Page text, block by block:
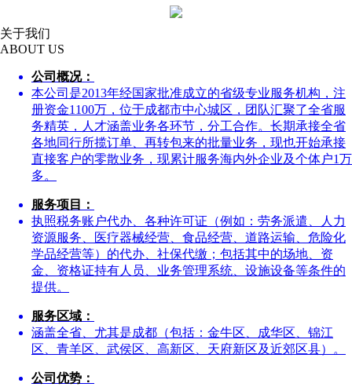
关于我们
ABOUT US
公司概况：
本公司是2013年经国家批准成立的省级专业服务机构，注
册资金1100万，位于成都市中心城区，团队汇聚了全省服
务精英，人才涵盖业务各环节，分工合作。长期承接全省
各地同行所揽订单、再转包来的批量业务，现也开始承接
直接客户的零散业务，现累计服务海内外企业及个体户1万
多。
服务项目：
执照税务账户代办、各种许可证（例如：劳务派遣、人力
资源服务、医疗器械经营、食品经营、道路运输、危险化
学品经营等）的代办、社保代缴；包括其中的场地、资
金、资格证持有人员、业务管理系统、设施设备等条件的
提供。
服务区域：
涵盖全省、尤其是成都（包括：金牛区、成华区、锦江
区、青羊区、武侯区、高新区、天府新区及近郊区县）。
公司优势：